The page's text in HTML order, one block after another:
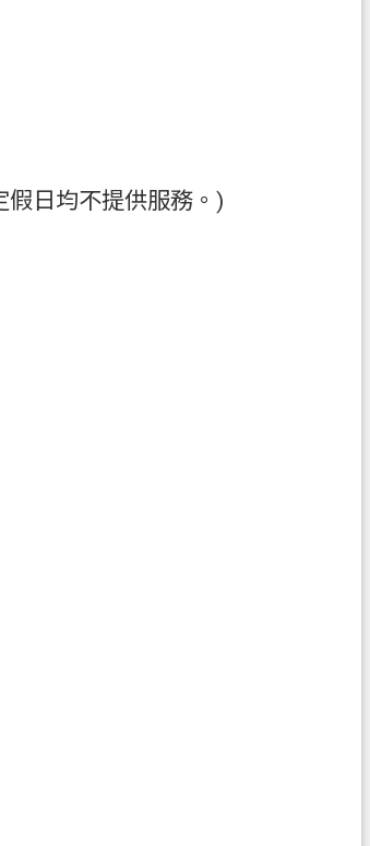
日均不提供服務。)